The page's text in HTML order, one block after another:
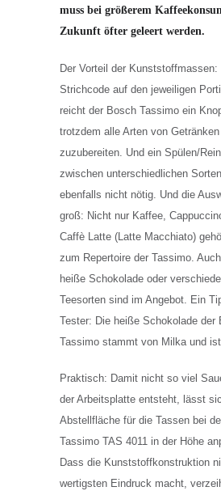
muss bei größerem
Zukunft öfter geleert werden.
Der Vorteil der Kunststoffmassen:
Strichcode auf den jeweiligen
reicht der Bosch Tassimo ein
trotzdem alle Arten von
zuzubereiten. Und ein Spülen/
zwischen unterschiedlichen
ebenfalls nicht nötig. Und die
groß: Nicht nur Kaffee,
Caffè Latte (Latte Macchiato)
zum Repertoire der Tassimo.
heiße Schokolade oder
Teesorten sind im Angebot. Ein
Tester: Die heiße Schokolade der
Tassimo stammt von Milka und
Praktisch: Damit nicht so viel
der Arbeitsplatte entsteht, lässt
Abstellfläche für die Tassen bei
Tassimo TAS 4011 in der Höhe
Dass die Kunststoffkonstruktion
wertigsten Eindruck macht,